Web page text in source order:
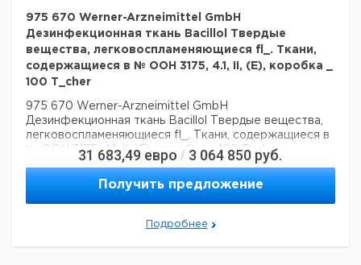
975 670 Werner-Arzneimittel GmbH
Дезинфекционная ткань Bacillol Твердые
вещества, легковоспламеняющиеся fl_. Ткани,
содержащиеся в № ООН 3175, 4.1, II, (E), коробка _
100 T_cher
975 670 Werner-Arzneimittel GmbH
Дезинфекционная ткань Bacillol Твердые вещества,
легковоспламеняющиеся fl_. Ткани, содержащиеся в
№ ООН 3175, 4.1, II, (E), коробка _ 100 T_cher
31 683,49 евро / 3 064 850 руб.
Получить предложение
Подробнее